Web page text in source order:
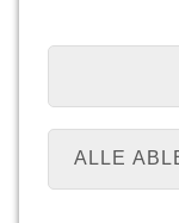
ALLE